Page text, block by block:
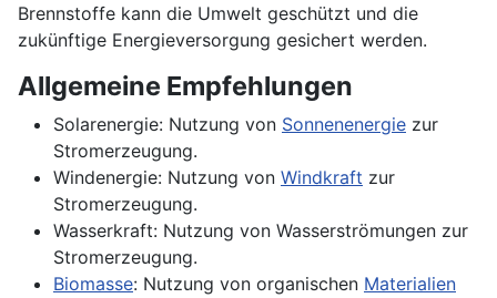
Brennstoffe kann die Umwelt geschützt und die
zukünftige Energieversorgung gesichert werden.
Allgemeine Empfehlungen
Solarenergie: Nutzung von Sonnenenergie zur
Stromerzeugung.
Windenergie: Nutzung von Windkraft zur
Stromerzeugung.
Wasserkraft: Nutzung von Wasserströmungen zur
Stromerzeugung.
Biomasse: Nutzung von organischen Materialien